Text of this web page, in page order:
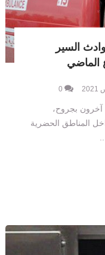
حوادث السير
الماضي
0
لقي 19 شخصا مصرعهم وأصيب 1925 آخرون بجروح،
داخل المناطق الحضرية